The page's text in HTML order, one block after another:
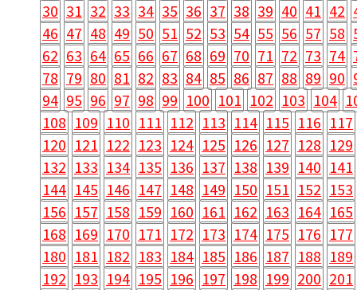
30 31 32 33 34 35 36 37 38 39 40 41 42
46 47 48 49 50 51 52 53 54 55 56 57 58
62 63 64 65 66 67 68 69 70 71 72 73 74
78 79 80 81 82 83 84 85 86 87 88 89 90
94 95 96 97 98 99 100 101 102 103 104
108 109 110 111 112 113 114 115 116 117
120 121 122 123 124 125 126 127 128 129
132 133 134 135 136 137 138 139 140 141
144 145 146 147 148 149 150 151 152 153
156 157 158 159 160 161 162 163 164 165
168 169 170 171 172 173 174 175 176 177
180 181 182 183 184 185 186 187 188 189
192 193 194 195 196 197 198 199 200 201